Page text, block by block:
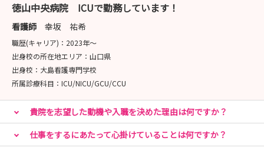
徳山中央病院 ICUで勤務しています！
看護師 幸坂 祐希
職歴(キャリア)： 2023年〜
出身校の所在地エリア： 山口県
出身校： 大島看護専門学校
所属診療科目： ICU/NICU/GCU/CCU
貴院を志望した動機や入職を決めた理由は何ですか？
仕事をするにあたって心掛けていることは何ですか？